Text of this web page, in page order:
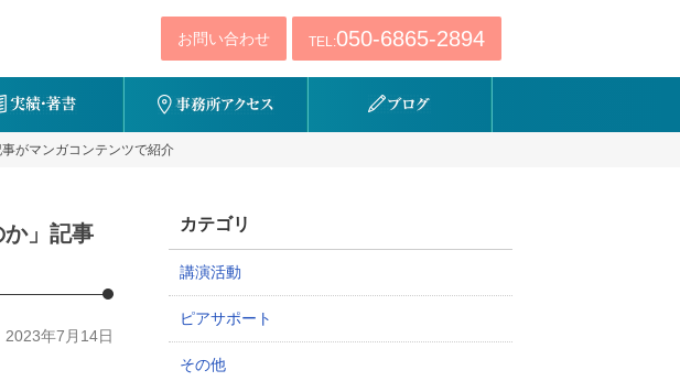
TEL:050-6865-2894
お問い合わせ
がマンガコンテンツで紹介
」記事
2023年7月14日
カテゴリ
講演活動
ピアサポート
その他